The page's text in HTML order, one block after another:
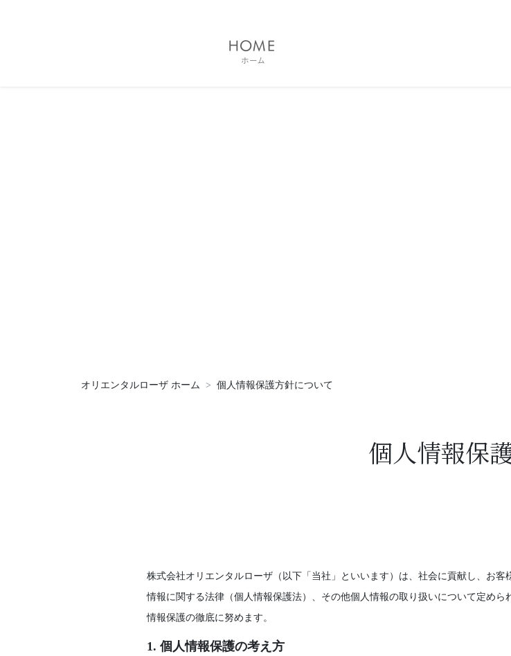
オリエンタルローザ ホーム 個人情報保護方針について
個人情報保
株式会社オリエンタルローザ（以下「当社」といいます）は、社会に貢献し、お
情報に関する法律（個人情報保護法）、その他個人情報の取り扱いについて定め
情報保護の徹底に努めます。
1. 個人情報保護の考え方